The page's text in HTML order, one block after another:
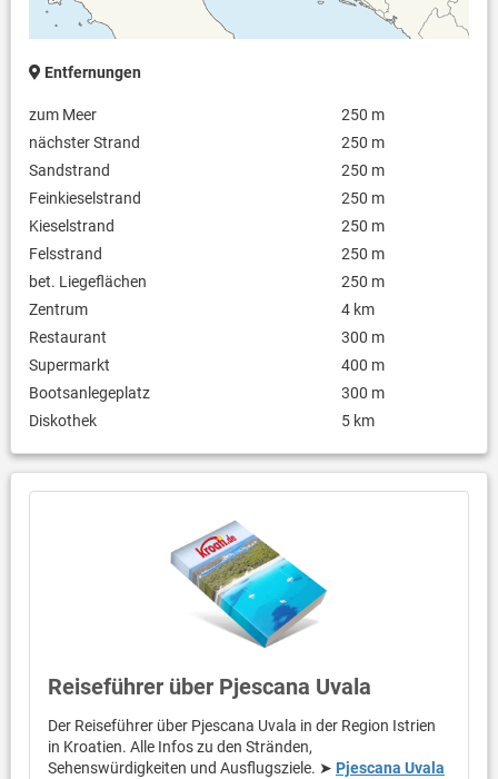
Safe
Entfernungen
zum Meer
250 m
nächster Strand
250 m
Sandstrand
250 m
Feinkieselstrand
250 m
Kieselstrand
250 m
Felsstrand
250 m
bet. Liegeflächen
250 m
Zentrum
4 km
Restaurant
300 m
Supermarkt
400 m
Bootsanlegeplatz
300 m
Diskothek
5 km
Reiseführer über Pjescana Uvala
Der Reiseführer über Pjescana Uvala in der Region Istrien
in Kroatien. Alle Infos zu den Stränden,
Sehenswürdigkeiten und Ausflugsziele. ➤ Pjescana Uvala